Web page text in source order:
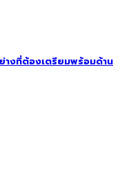
างที่ต้องเตรียมพร้อมด้าน